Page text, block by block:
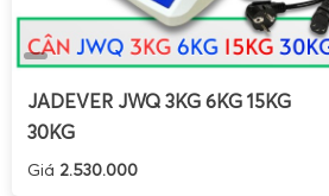
JADEVER JWQ 3KG 6KG 15KG
30KG
Giá 2.530.000